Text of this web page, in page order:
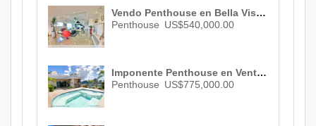
Vendo Penthouse en Bella Vista , Santo Domingo , 3 habs. , 3 baños , 03 parqueos ID 2240
Penthouse US$540,000.00
Imponente Penthouse en Venta de Revista en Piantini con Fantástica Vista ID 1955
Penthouse US$775,000.00